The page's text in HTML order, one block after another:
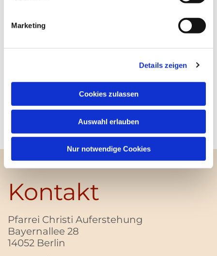
Marketing
Details zeigen
Cookies zulassen
Auswahl erlauben
Nur notwendige Cookies
Kontakt
Pfarrei Christi Auferstehung
Bayernallee 28
14052 Berlin